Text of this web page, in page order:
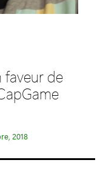
faveur de
2018